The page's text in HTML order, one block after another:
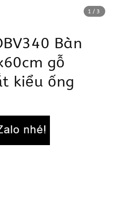
1 /3
Bàn
gỗ
kiểu ống